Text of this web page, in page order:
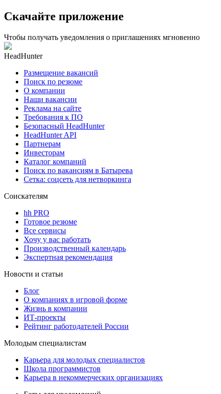
Скачайте приложение
Чтобы получать уведомления о приглашениях мгновенно
HeadHunter
Размещение вакансий
Поиск по резюме
О компании
Наши вакансии
Реклама на сайте
Требования к ПО
Безопасный HeadHunter
HeadHunter API
Партнерам
Инвесторам
Каталог компаний
Поиск по вакансиям в Батырева
Сетка: соцсеть для нетворкинга
Соискателям
hh PRO
Готовое резюме
Все сервисы
Хочу у вас работать
Производственный календарь
Экспертная рекомендация
Новости и статьи
Блог
О компаниях в игровой форме
Жизнь в компании
ИТ-проекты
Рейтинг работодателей России
Молодым специалистам
Карьера для молодых специалистов
Школа программистов
Карьера в некоммерческих организациях